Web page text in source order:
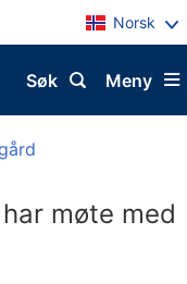
Norsk
Meny
Søk
møte med